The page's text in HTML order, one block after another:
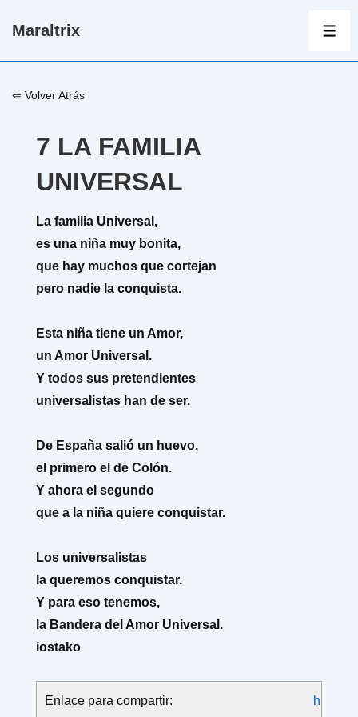
Saltar
principal
Maraltrix
⇐ Volver Atrás
7 LA FAMILIA
UNIVERSAL
La familia Universal,
es una niña muy bonita,
que hay muchos que cortejan
pero nadie la conquista.
Esta niña tiene un Amor,
un Amor Universal.
Y todos sus pretendientes
universalistas han de ser.
De España salió un huevo,
el primero el de Colón.
Y ahora el segundo
que a la niña quiere conquistar.
Los universalistas
la queremos conquistar.
Y para eso tenemos,
la Bandera del Amor Universal.
iostako
Enlace para compartir:
h